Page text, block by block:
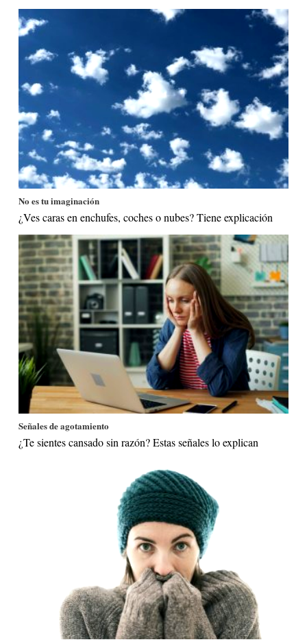
No es tu imaginación
¿Ves caras en enchufes, coches o nubes? Tiene explicación
Señales de agotamiento
¿Te sientes cansado sin razón? Estas señales lo explican